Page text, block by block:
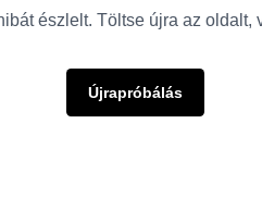
észlelt. Töltse újra az oldalt,
Újrapróbálás